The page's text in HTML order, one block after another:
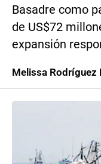
Basadre como
de US$72
expansión
Melissa Rodríguez